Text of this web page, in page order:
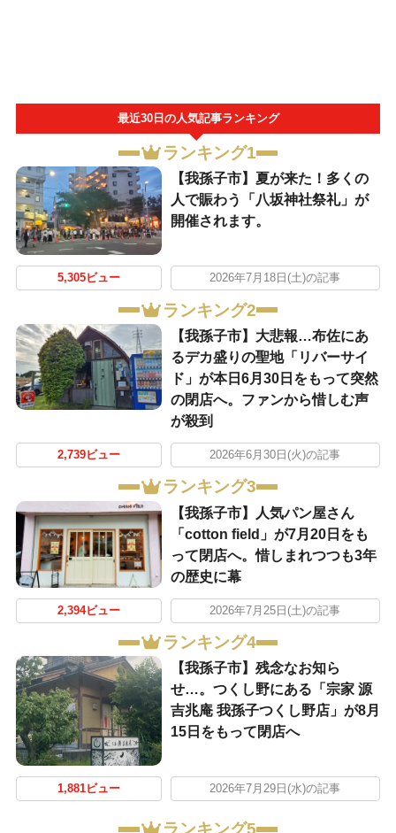
最近30日の人気記事ランキング
ランキング1
​【我孫子市】夏が来た！多くの
人で賑わう「八坂神社祭礼」が
開催されます。
5,305ビュー 2026年7月18日(土)の記事
ランキング2
​【我孫子市】大悲報…布佐にあ
るデカ盛りの聖地「リバーサイ
ド」が本日6月30日をもって突然
の閉店へ。ファンから惜しむ声
が殺到
2,739ビュー 2026年6月30日(火)の記事
ランキング3
​【我孫子市】人気パン屋さん
「cotton field」が7月20日をも
って閉店へ。惜しまれつつも3年
の歴史に幕
2,394ビュー 2026年7月25日(土)の記事
ランキング4
【我孫子市】残念なお知ら
せ…。つくし野にある「宗家 源
吉兆庵 我孫子つくし野店」が8月
15日をもって閉店へ
1,881ビュー 2026年7月29日(水)の記事